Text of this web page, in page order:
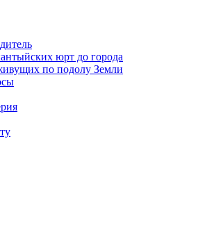
юрт до города
по подолу Земли